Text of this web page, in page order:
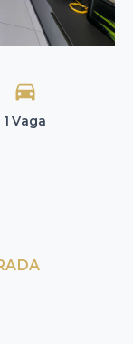
1 Vaga